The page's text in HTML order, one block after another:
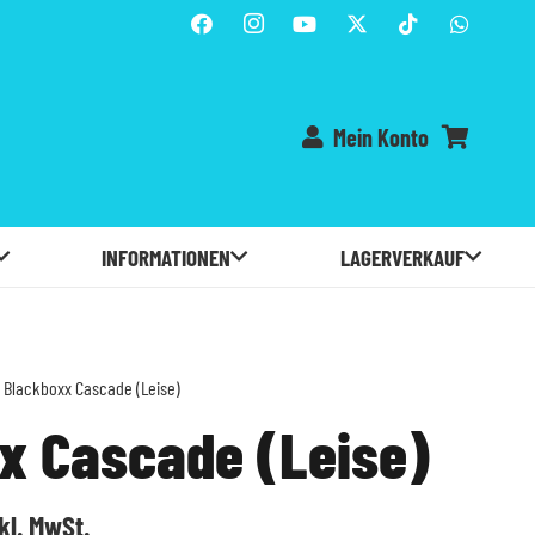
Mein Konto
INFORMATIONEN LAGERVERKAUF
Cascade (Leise)
Cascade (Leise)
MwSt.